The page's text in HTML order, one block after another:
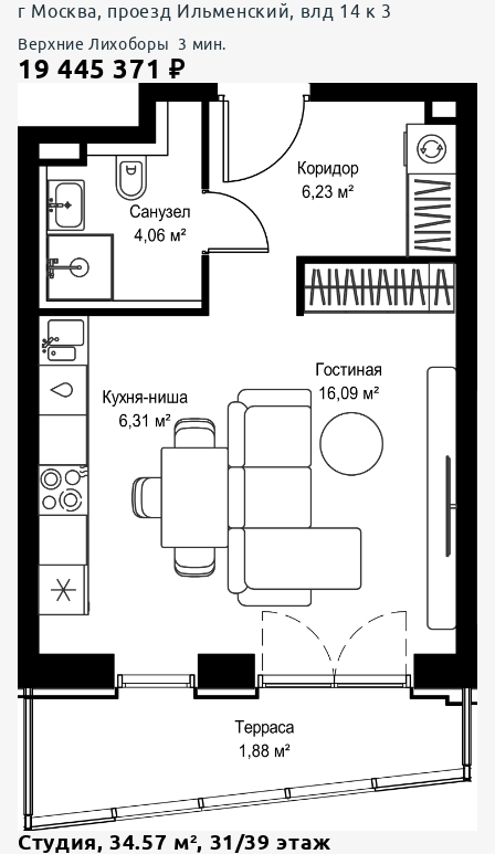
г Москва, проезд Ильменский, влд 14 к 3
Верхние Лихоборы 3 мин.
19 445 371 ₽
Студия, 34.57 м², 31 /39 этаж